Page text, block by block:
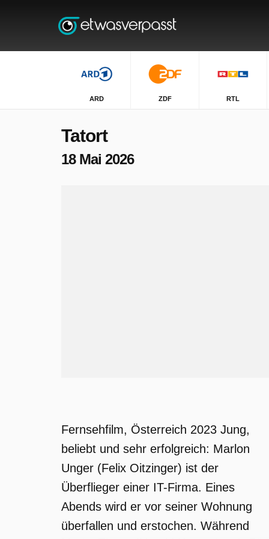
ARD ZDF RTL
Tatort
18 Mai 2026
Fernsehfilm, Österreich 2023 Jung,
beliebt und sehr erfolgreich: Marlon
Unger (Felix Oitzinger) ist der
Überflieger einer IT-Firma. Eines
Abends wird er vor seiner Wohnung
überfallen und erstochen. Während